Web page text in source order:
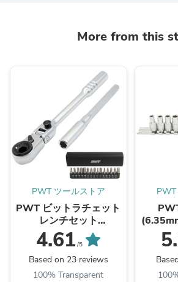
More from this
PWT ツールストア
PWT ビットラチェット
レンチセット
C14RBD15SET｜フレ
ックスヘッド搭載・60
枚ギア・超小型｜多機能
コンパクト工具
4.61 /5
Based on 23 reviews
100% Transparent
トセ
7、8